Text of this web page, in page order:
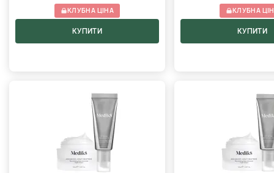
КЛУБНА ЦІНА
КУПИТИ
КЛУБНА
КУПИТИ